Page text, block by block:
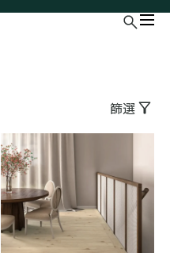
篩選